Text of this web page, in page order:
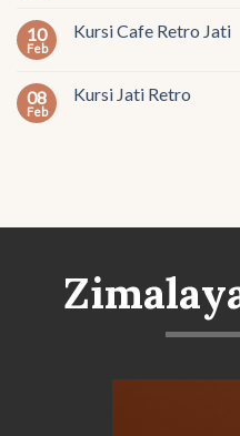
10
Feb
Kursi Cafe Retro Jati
08
Feb
Kursi Jati Retro